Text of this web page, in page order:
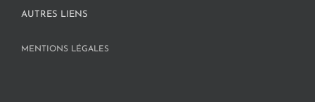
AUTRES LIENS
MENTIONS LÉGALES